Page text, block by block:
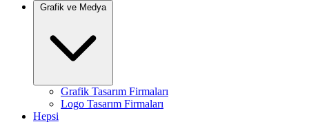
Grafik ve Medya
Grafik Tasarım Firmaları
Logo Tasarım Firmaları
Hepsi